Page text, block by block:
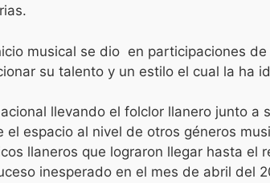
musical se dio en participaciones
su talento y un estilo el cual la ha
llevando el folclor llanero junto a
espacio al nivel de otros géneros
llaneros que lograron llegar hasta el
inesperado en el mes de abril del